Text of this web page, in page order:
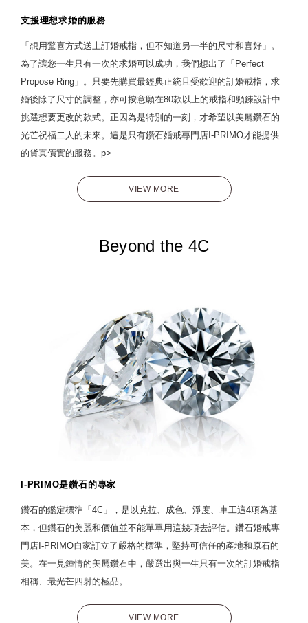
支援理想求婚的服務
「想用驚喜方式送上訂婚戒指，但不知道另一半的尺寸和喜好」。
為了讓您一生只有一次的求婚可以成功，我們想出了「Perfect
Propose Ring」。只要先購買最經典正統且受歡迎的訂婚戒指，求
婚後除了尺寸的調整，亦可按意願在80款以上的戒指和頸鍊設計中
挑選想要更改的款式。正因為是特別的一刻，才希望以美麗鑽石的
光芒祝福二人的未來。這是只有鑽石婚戒專門店I-PRIMO才能提供
的貨真價實的服務。p>
VIEW MORE
Beyond the 4C
I-PRIMO是鑽石的專家
鑽石的鑑定標準「4C」，是以克拉、成色、淨度、車工這4項為基
本，但鑽石的美麗和價值並不能單單用這幾項去評估。鑽石婚戒專
門店I-PRIMO自家訂立了嚴格的標準，堅持可信任的產地和原石的
美。在一見鍾情的美麗鑽石中，嚴選出與一生只有一次的訂婚戒指
相稱、最光芒四射的極品。
VIEW MORE